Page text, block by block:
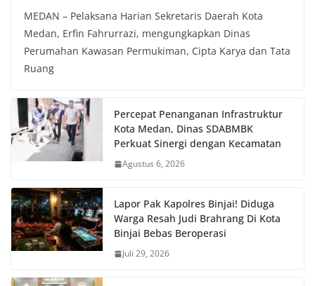
MEDAN – Pelaksana Harian Sekretaris Daerah Kota
Medan, Erfin Fahrurrazi, mengungkapkan Dinas
Perumahan Kawasan Permukiman, Cipta Karya dan Tata
Ruang
Percepat Penanganan Infrastruktur
Kota Medan, Dinas SDABMBK
Perkuat Sinergi dengan Kecamatan
Agustus 6, 2026
Lapor Pak Kapolres Binjai! Diduga
Warga Resah Judi Brahrang Di Kota
Binjai Bebas Beroperasi
Juli 29, 2026